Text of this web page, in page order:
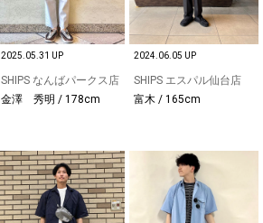
2025.05.31 UP
SHIPS なんばパークス店
金澤 秀明 / 178cm
2024.06.05 UP
SHIPS エスパル仙台店
富木 / 165cm